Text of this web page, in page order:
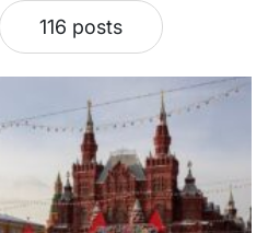
116 posts